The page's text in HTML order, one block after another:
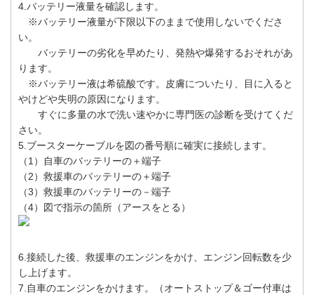
4.バッテリー液量を確認します。
※バッテリー液量が下限以下のままで使用しないでくださ
い。
バッテリーの劣化を早めたり、発熱や爆発するおそれがあ
ります。
※バッテリー液は希硫酸です。皮膚についたり、目に入ると
やけどや失明の原因になります。
すぐに多量の水で洗い速やかに専門医の診断を受けてくだ
さい。
5.ブースターケーブルを図の番号順に確実に接続します。
（1）自車のバッテリーの＋端子
（2）救援車のバッテリーの＋端子
（3）救援車のバッテリーの－端子
（4）図で指示の箇所（アースをとる）
6.接続した後、救援車のエンジンをかけ、エンジン回転数を少
し上げます。
7.自車のエンジンをかけます。（オートストップ＆ゴー付車は